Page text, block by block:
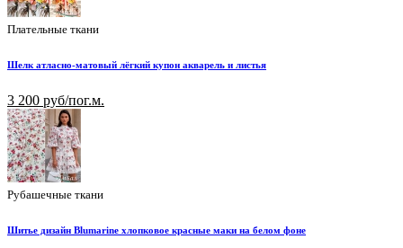
Плательные ткани
Шелк атласно-матовый лёгкий купон акварель и листья
3 200 руб/пог.м.
Рубашечные ткани
Шитье дизайн Blumarine хлопковое красные маки на белом фоне